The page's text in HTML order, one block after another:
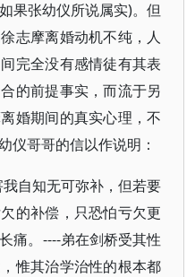
果张幼仪所说属实)。但
志摩离婚动机不纯，人
完全没有感情徒有其表
的前提事实，而流于另
婚期间的真实心理，不
仪哥哥的信以作说明：
自知无可弥补，但若要
的补偿，只恐怕亏欠更
痛。----弟在剑桥受其性
惟其治学治性的根本都